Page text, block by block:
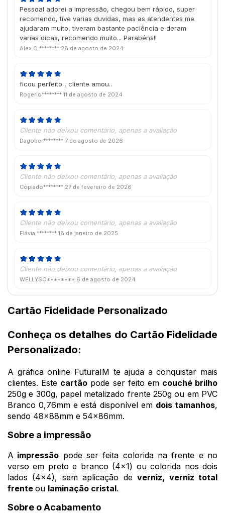
Pessoal adorei a impressão, chegou bem rápido, super
recomendo, tive varias duvidas, mas as atendentes me
ajudaram muito, tiveram bastante paciência e deram
varias dicas, recomendo muito... Parabéns!!
Alex O ******** 28 de agosto de 2024
ficou perfeito , cliente amou..
Rogerio******** 11 de agosto de 2024
Cliente não deixou comentário, apenas a avaliação
Dagober******** 7 de agosto de 2026
Cliente não deixou comentário, apenas a avaliação
Copiado******** 27 de fevereiro de 2026
Cliente não deixou comentário, apenas a avaliação
Flávia ******** 18 de janeiro de 2025
Cliente não deixou comentário, apenas a avaliação
WELLYSO******** 6 de agosto de 2024
Cartão Fidelidade Personalizado
Conheça os detalhes do Cartão Fidelidade
Personalizado:
A gráfica online FuturaIM te ajuda a conquistar mais
clientes. Este cartão pode ser feito em couché brilho
250g e 300g, papel metalizado frente 250g ou em PVC
Branco 0,76mm e está disponível em dois tamanhos,
sendo 48x88mm e 54x86mm.
Sobre a impressão
A impressão pode ser feita colorida na frente e no
verso em preto e branco (4x1) ou colorida nos dois
lados (4x4), sem aplicação deverniz, verniz total
frente ou laminação cristal.
Sobre o Acabamento